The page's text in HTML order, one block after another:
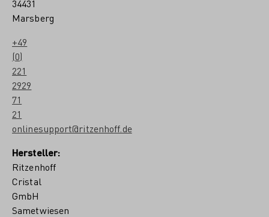
34431
Marsberg
+49
(0)
221
2929
71
21
onlinesupport@ritzenhoff.de
Hersteller:
Ritzenhoff
Cristal
GmbH
Sametwiesen